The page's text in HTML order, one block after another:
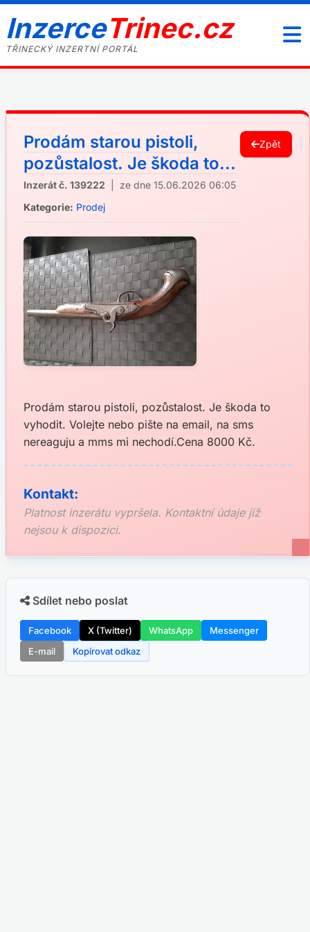
InzerceTrinec.cz
TŘINECKÝ INZERTNÍ PORTÁL
Prodám starou pistoli,
pozůstalost. Je škoda to...
Inzerát č. 139222 | ze dne 15.06.2026 06:05
Kategorie: Prodej
Zpět
Prodám starou pistoli, pozůstalost. Je škoda to
vyhodit. Volejte nebo pište na email, na sms
nereaguju a mms mi nechodí.Cena 8000 Kč.
Kontakt:
Platnost inzerátu vypršela. Kontaktní údaje již
nejsou k dispozici.
Sdílet nebo poslat
Facebook X (Twitter) WhatsApp
Messenger
E-mail
Kopírovat odkaz